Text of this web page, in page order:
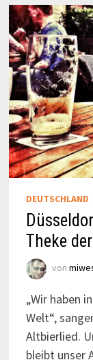
DEUTSCHLAND
Theke
von
„Wir haben
Welt“,
Altbierlied.
bleibt unser